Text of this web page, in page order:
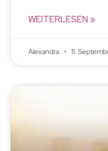
WEITERLESEN »
Alexandra 11.